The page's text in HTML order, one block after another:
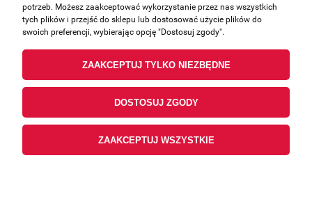
CAM CHAIN TENSIONER ASSY Linhai original
22715A
potrzeb. Możesz zaakceptować wykorzystanie przez nas wszystkich
tych plików i przejść do sklepu lub dostosować użycie plików do
swoich preferencji, wybierając opcję "Dostosuj zgody".
ZAAKCEPTUJ TYLKO NIEZBĘDNE
DOSTOSUJ ZGODY
ZAAKCEPTUJ WSZYSTKIE